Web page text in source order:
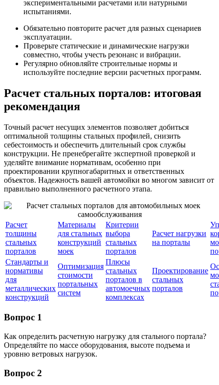
экспериментальными расчетами или натурными
испытаниями.
Обязательно повторите расчет для разных сценариев
эксплуатации.
Проверьте статические и динамические нагрузки
совместно, чтобы учесть резонанс и вибрации.
Регулярно обновляйте строительные нормы и
используйте последние версии расчетных программ.
Расчет стальных порталов: итоговая
рекомендация
Точный расчет несущих элементов позволяет добиться
оптимальной толщины стальных профилей, снизить
себестоимость и обеспечить длительный срок службы
конструкции. Не пренебрегайте экспертной проверкой и
уделяйте внимание нормативам, особенно при
проектировании крупногабаритных и ответственных
объектов. Надежность вашей автомойки во многом зависит от
правильно выполненного расчетного этапа.
Расчет
толщины
стальных
порталов
Материалы
для стальных
конструкций
моек
Критерии
выбора
стальных
порталов
Расчет нагрузки
на порталы
Стандарты и
нормативы
для
металлических
конструкций
Оптимизация
стоимости
портальных
систем
Плюсы
стальных
порталов в
автомоечных
комплексах
Проектирование
стальных
порталов
Вопрос 1
Как определить расчетную нагрузку для стального портала?
Определяйте по массе оборудования, высоте подъема и
уровню ветровых нагрузок.
Вопрос 2